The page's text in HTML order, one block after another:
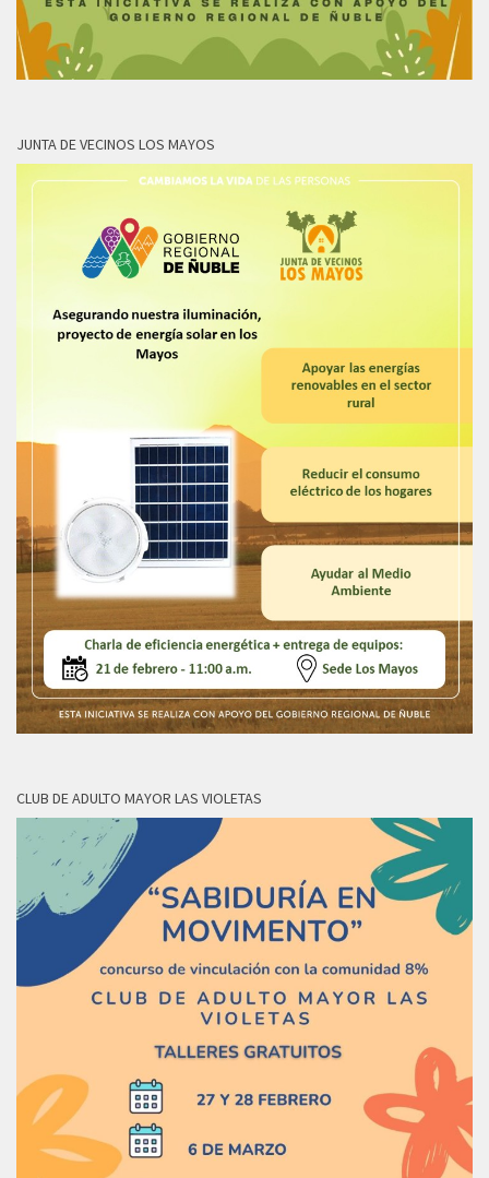
JUNTA DE VECINOS LOS MAYOS
CLUB DE ADULTO MAYOR LAS VIOLETAS